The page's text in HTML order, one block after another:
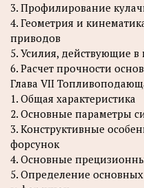
3. Профилирование
4. Геометрия и
приводов
5. Усилия, действующие
6. Расчет прочности
Глава VII
1. Общая характеристика
2. Основные параметры
3. Конструктивные
форсунок
4. Основные
5. Определение